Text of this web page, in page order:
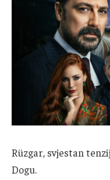
Rüzgar, svjestan
Dogu.